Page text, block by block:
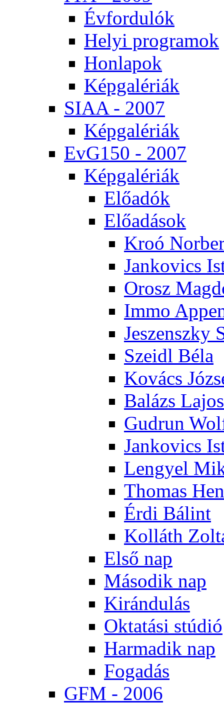
Év­for­du­lók
He­lyi prog­ra­mok
Hon­la­pok
Kép­ga­lé­ri­ák
SI­AA - 2007
Kép­ga­lé­ri­ák
EvG150 - 2007
Kép­ga­lé­ri­ák
Elő­adók
Elő­adá­sok
Kroó
Jan­ko­vics
Orosz
Im­mo
Je­szensz­ky
Szeidl Bé­la
Ko­vács
Ba­lázs La­jos
Gud­run
Jan­ko­vics
Len­gyel
Tho­mas
Ér­di Bá­lint
Kol­láth
El­ső nap
Má­so­dik nap
Ki­rán­du­lás
Ok­ta­tá­si stú­dió
Har­ma­dik nap
Fo­ga­dás
GFM - 2006